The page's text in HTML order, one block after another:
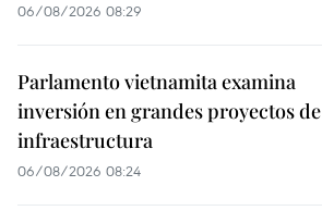
06/08/2026 08:29
Parlamento vietnamita examina
inversión en grandes proyectos de
infraestructura
06/08/2026 08:24